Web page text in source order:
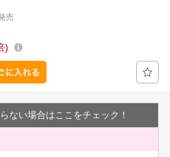
売
ない場合はここをチェック！